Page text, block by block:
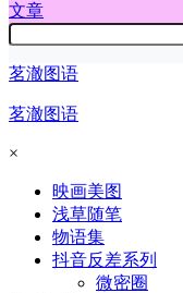
文章
茗澈图语
茗澈图语
×
映画美图
浅草随笔
物语集
抖音反差系列
微密圈